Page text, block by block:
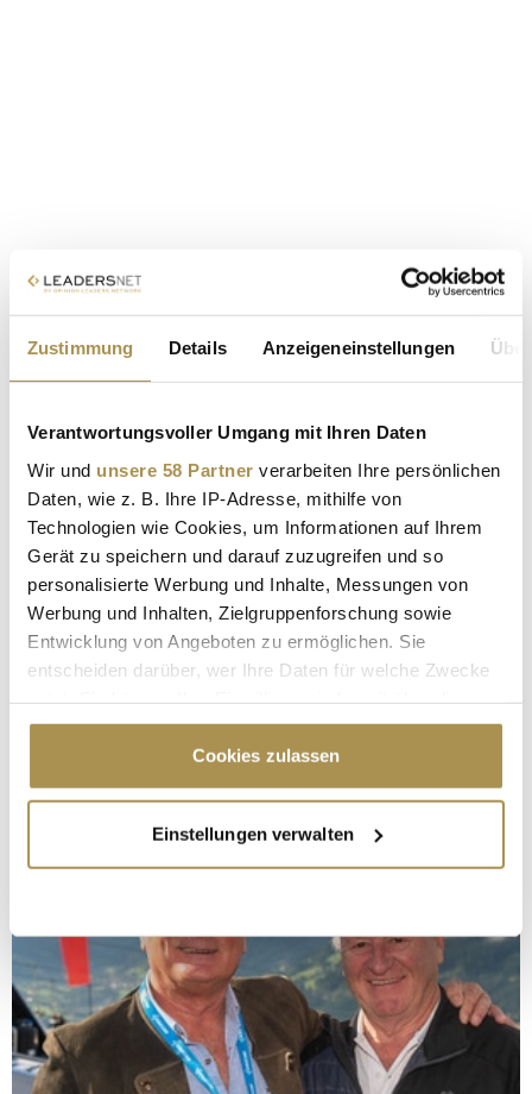
Zustimmung Details Anzeigeneinstellungen
Verantwortungsvoller Umgang mit Ihren Daten
Wir und unsere 58 Partner verarbeiten Ihre persönlichen
Daten, wie z. B. Ihre IP-Adresse, mithilfe von
Technologien wie Cookies, um Informationen auf Ihrem
Gerät zu speichern und darauf zuzugreifen und so
personalisierte Werbung und Inhalte, Messungen von
Werbung und Inhalten, Zielgruppenforschung sowie
Entwicklung von Angeboten zu ermöglichen. Sie
entscheiden darüber, wer Ihre Daten für welche Zwecke
Cookie-Erklärung oder durch Klicken auf das Privacy
Trigger Symbol ändern oder widerrufen
Informationen über Ihre geografische Lage
erfassen, welche bis auf einige Meter genau sein
bestimmten Merkmalen (Fingerprinting) identifizieren
Erfahren Sie mehr darüber, wie Ihre persönlichen Daten
verarbeitet werden, und legen Sie Ihre Präferenzen im
Abschnitt Einzelheitenfest.
Cookies zulassen
Einstellungen verwalten